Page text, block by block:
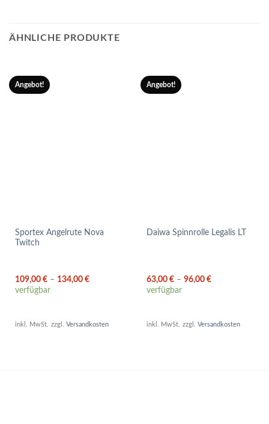
ÄHNLICHE PRODUKTE
Angebot!
Sportex Angelrute Nova
Twitch
109,00 €– 134,00 €
verfügbar
inkl. MwSt. zzgl. Versandkosten
Angebot!
Daiwa Spinnrolle Legalis LT
63,00 €– 96,00 €
verfügbar
inkl. MwSt. zzgl. Versandkosten